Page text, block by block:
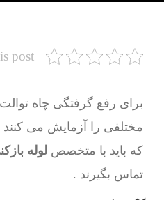
post
برای رفع گرفتگی چاه
مختلفی را آزمایش می کنند
که باید با متخصص لوله
تماس بگیرند .